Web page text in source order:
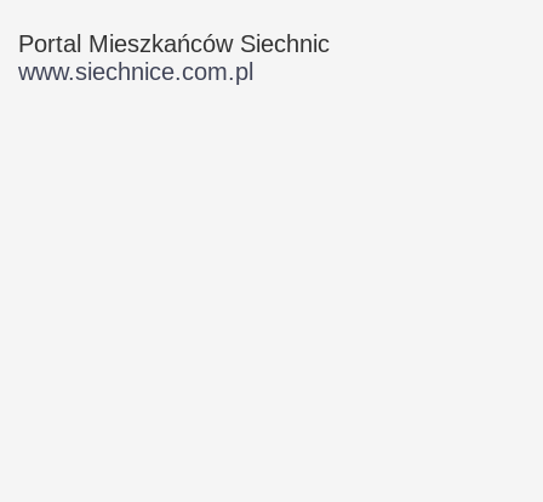
Portal Mieszkańców Siechnic
www.siechnice.com.pl